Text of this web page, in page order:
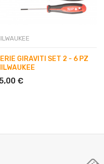
GIRAVITI SET 2 - 6 PZ
€